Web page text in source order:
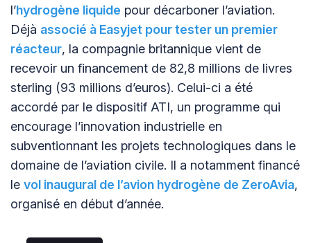
l’hydrogène liquide pour décarboner l’aviation.
Déjà associé à Easyjet pour tester un premier
réacteur, la compagnie britannique vient de
recevoir un financement de 82,8 millions de livres
sterling (93 millions d’euros). Celui-ci a été
accordé par le dispositif ATI, un programme qui
encourage l’innovation industrielle en
subventionnant les projets technologiques dans le
domaine de l’aviation civile. Il a notamment financé
le vol inaugural de l’avion hydrogène de ZeroAvia,
organisé en début d’année.